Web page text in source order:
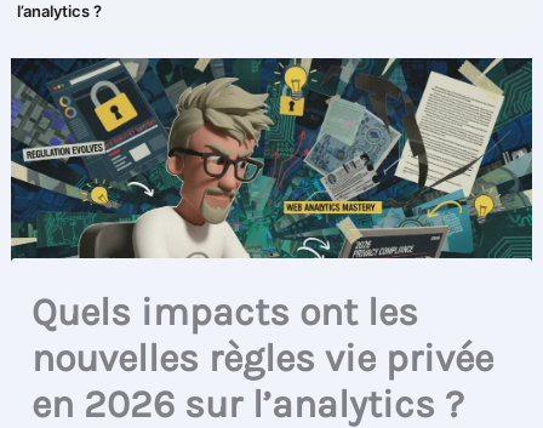
l’analytics ?
Quels impacts ont les
nouvelles règles vie privée
en 2026 sur l’analytics ?